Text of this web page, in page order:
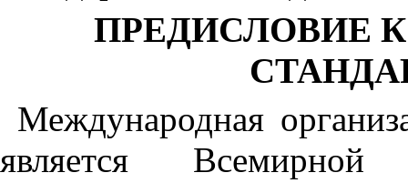
ПРЕДИСЛОВИЕ
Международная
является Всемирной